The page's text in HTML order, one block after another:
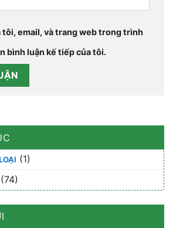
tôi, email, và trang web trong trình
bình luận kế tiếp của tôi.
(1)
(74)